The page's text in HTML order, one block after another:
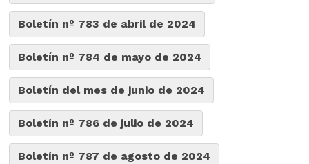
Boletín nº 783 de abril de 2024
Boletín nº 784 de mayo de 2024
Boletín del mes de junio de 2024
Boletín nº 786 de julio de 2024
Boletín nº 787 de agosto de 2024